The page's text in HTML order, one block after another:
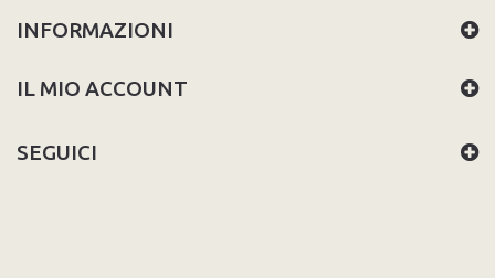
INFORMAZIONI
IL MIO ACCOUNT
SEGUICI